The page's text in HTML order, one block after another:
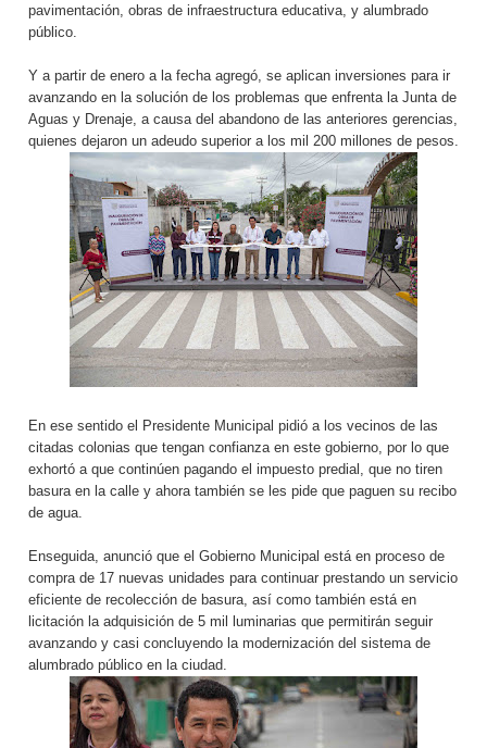
pavimentación, obras de infraestructura educativa, y alumbrado
público.
Y a partir de enero a la fecha agregó, se aplican inversiones para ir
avanzando en la solución de los problemas que enfrenta la Junta de
Aguas y Drenaje, a causa del abandono de las anteriores gerencias,
quienes dejaron un adeudo superior a los mil 200 millones de pesos.
En ese sentido el Presidente Municipal pidió a los vecinos de las
citadas colonias que tengan confianza en este gobierno, por lo que
exhortó a que continúen pagando el impuesto predial, que no tiren
basura en la calle y ahora también se les pide que paguen su recibo
de agua.
Enseguida, anunció que el Gobierno Municipal está en proceso de
compra de 17 nuevas unidades para continuar prestando un servicio
eficiente de recolección de basura, así como también está en
licitación la adquisición de 5 mil luminarias que permitirán seguir
avanzando y casi concluyendo la modernización del sistema de
alumbrado público en la ciudad.